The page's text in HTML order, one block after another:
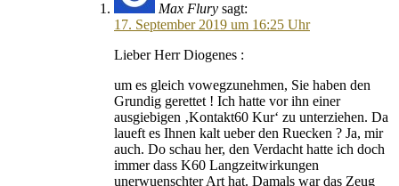
Max Flury sagt:
17. September 2019 um 16:25 Uhr
Lieber Herr Diogenes :
um es gleich vowegzunehmen, Sie haben den
Grundig gerettet ! Ich hatte vor ihn einer
ausgiebigen ‚Kontakt60 Kur‘ zu unterziehen. Da
laueft es Ihnen kalt ueber den Ruecken ? Ja, mir
auch. Do schau her, den Verdacht hatte ich doch
immer dass K60 Langzeitwirkungen
unerwuenschter Art hat. Damals war das Zeug